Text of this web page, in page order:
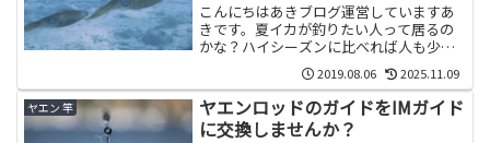
こんにちはあきブログ運営していますあ
きです。夏イカが釣りたい人って居るの
かな？ハイシーズンに比べれば人も少な
く当たれば良型が出るのが夏イカ釣りで
すが、殆どの人が...2019.08.06 2025.11.09
ヤエン 竿
ヤエンロッドのガイドをIMガイド
に交換しませんか？